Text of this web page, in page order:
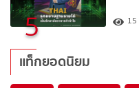
5 15
แท็กยอดนิยม